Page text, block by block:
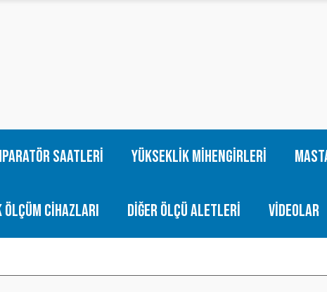
Saatleri Yükseklik Mihengirleri
Cihazları Diğer Ölçü Aletleri Videolar